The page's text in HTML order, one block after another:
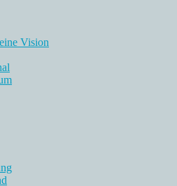
Vision